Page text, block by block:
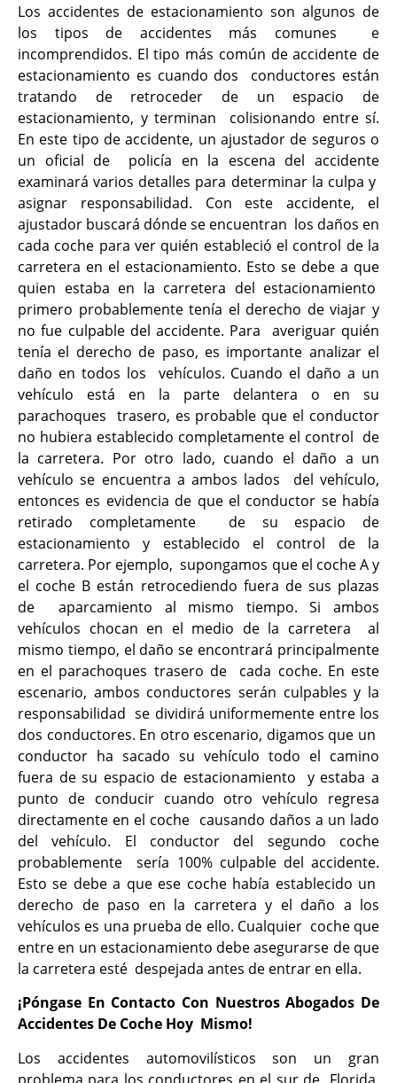
Los accidentes de estacionamiento son algunos de
los tipos de accidentes más comunes e
incomprendidos. El tipo más común de accidente de
estacionamiento es cuando dos conductores están
tratando de retroceder de un espacio de
estacionamiento, y terminan colisionando entre sí.
En este tipo de accidente, un ajustador de seguros o
un oficial de policía en la escena del accidente
examinará varios detalles para determinar la culpa y
asignar responsabilidad. Con este accidente, el
ajustador buscará dónde se encuentran los daños en
cada coche para ver quién estableció el control de la
carretera en el estacionamiento. Esto se debe a que
quien estaba en la carretera del estacionamiento
primero probablemente tenía el derecho de viajar y
no fue culpable del accidente. Para averiguar quién
tenía el derecho de paso, es importante analizar el
daño en todos los vehículos. Cuando el daño a un
vehículo está en la parte delantera o en su
parachoques trasero, es probable que el conductor
no hubiera establecido completamente el control de
la carretera. Por otro lado, cuando el daño a un
vehículo se encuentra a ambos lados del vehículo,
entonces es evidencia de que el conductor se había
retirado completamente de su espacio de
estacionamiento y establecido el control de la
carretera. Por ejemplo, supongamos que el coche A y
el coche B están retrocediendo fuera de sus plazas
de aparcamiento al mismo tiempo. Si ambos
vehículos chocan en el medio de la carretera al
mismo tiempo, el daño se encontrará principalmente
en el parachoques trasero de cada coche. En este
escenario, ambos conductores serán culpables y la
responsabilidad se dividirá uniformemente entre los
dos conductores. En otro escenario, digamos que un
conductor ha sacado su vehículo todo el camino
fuera de su espacio de estacionamiento y estaba a
punto de conducir cuando otro vehículo regresa
directamente en el coche causando daños a un lado
del vehículo. El conductor del segundo coche
probablemente sería 100% culpable del accidente.
Esto se debe a que ese coche había establecido un
derecho de paso en la carretera y el daño a los
vehículos es una prueba de ello. Cualquier coche que
entre en un estacionamiento debe asegurarse de que
la carretera esté despejada antes de entrar en ella.
¡Póngase En Contacto Con Nuestros Abogados De
Accidentes De Coche Hoy Mismo!
Los accidentes automovilísticos son un gran
problema para los conductores en el sur de Florida.